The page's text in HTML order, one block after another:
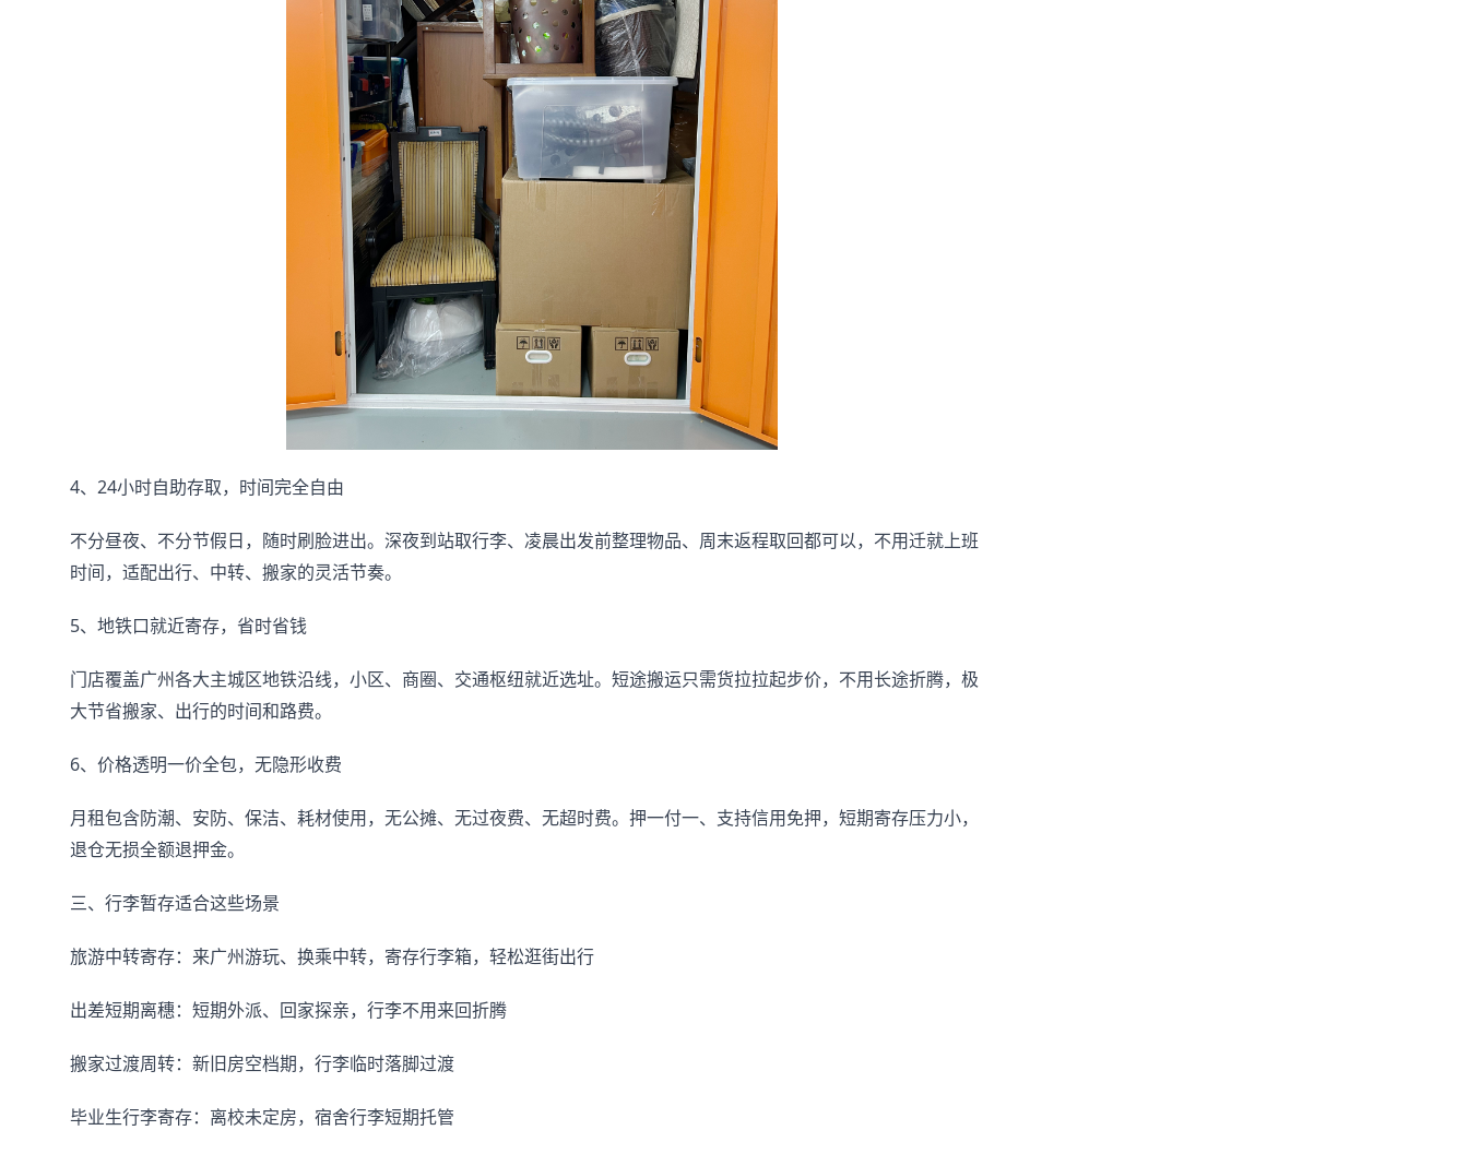
4、24小时自助存取，时间完全自由
不分昼夜、不分节假日，随时刷脸进出。深夜到站取行李、凌晨出发前整理物品、周末返程取回都可以，不用迁就上班
时间，适配出行、中转、搬家的灵活节奏。
5、地铁口就近寄存，省时省钱
门店覆盖广州各大主城区地铁沿线，小区、商圈、交通枢纽就近选址。短途搬运只需货拉拉起步价，不用长途折腾，极
大节省搬家、出行的时间和路费。
6、价格透明一价全包，无隐形收费
月租包含防潮、安防、保洁、耗材使用，无公摊、无过夜费、无超时费。押一付一、支持信用免押，短期寄存压力小，
退仓无损全额退押金。
三、行李暂存适合这些场景
旅游中转寄存：来广州游玩、换乘中转，寄存行李箱，轻松逛街出行
出差短期离穗：短期外派、回家探亲，行李不用来回折腾
搬家过渡周转：新旧房空档期，行李临时落脚过渡
毕业生行李寄存：离校未定房，宿舍行李短期托管